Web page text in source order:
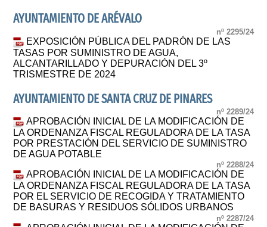
AYUNTAMIENTO DE ARÉVALO
nº 2295/24
EXPOSICIÓN PÚBLICA DEL PADRÓN DE LAS
TASAS POR SUMINISTRO DE AGUA,
ALCANTARILLADO Y DEPURACIÓN DEL 3º
TRISMESTRE DE 2024
AYUNTAMIENTO DE SANTA CRUZ DE PINARES
nº 2289/24
APROBACIÓN INICIAL DE LA MODIFICACIÓN DE
LA ORDENANZA FISCAL REGULADORA DE LA TASA
POR PRESTACIÓN DEL SERVICIO DE SUMINISTRO
DE AGUA POTABLE
nº 2288/24
APROBACIÓN INICIAL DE LA MODIFICACIÓN DE
LA ORDENANZA FISCAL REGULADORA DE LA TASA
POR EL SERVICIO DE RECOGIDA Y TRATAMIENTO
DE BASURAS Y RESIDUOS SÓLIDOS URBANOS
nº 2287/24